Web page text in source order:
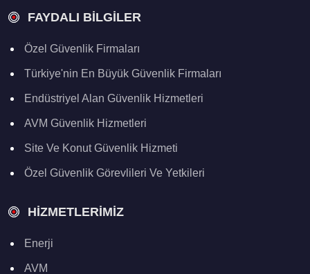
FAYDALI BILGILER
Özel Güvenlik Firmaları
Türkiye'nin En Büyük Güvenlik Firmaları
Endüstriyel Alan Güvenlik Hizmetleri
AVM Güvenlik Hizmetleri
Site Ve Konut Güvenlik Hizmeti
Özel Güvenlik Görevlileri Ve Yetkileri
HIZMETLERIMIZ
Enerji
AVM